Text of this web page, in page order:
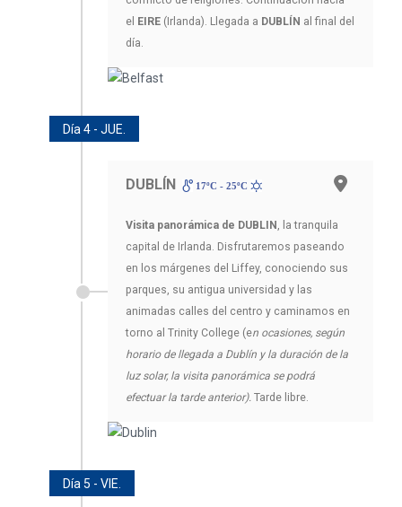
el EIRE (Irlanda). Llegada a DUBLÍN al final del
día.
Día 4 - JUE.
DUBLÍN 17ºC - 25ºC
Visita panorámica de DUBLIN , la tranquila
capital de Irlanda. Disfrutaremos paseando
en los márgenes del Liffey, conociendo sus
parques, su antigua universidad y las
animadas calles del centro y caminamos en
torno al Trinity College (en ocasiones, según
horario de llegada a Dublín y la duración de la
luz solar, la visita panorámica se podrá
efectuar la tarde anterior). Tarde libre.
Día 5 - VIE.